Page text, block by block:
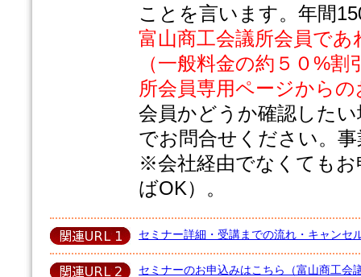
ことを言います。年間
富山商工会議所会員であ
（一般料金の約５０%
所会員専用ページから
会員かどうか確認した
でお問合せください。
※会社経由でなくてもお
ばOK）。
セミナー詳細・受講までの流れ・キャンセ
セミナーのお申込みはこちら（富山商工会